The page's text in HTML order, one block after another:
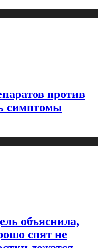
против
симптомы
объяснила,
спят не